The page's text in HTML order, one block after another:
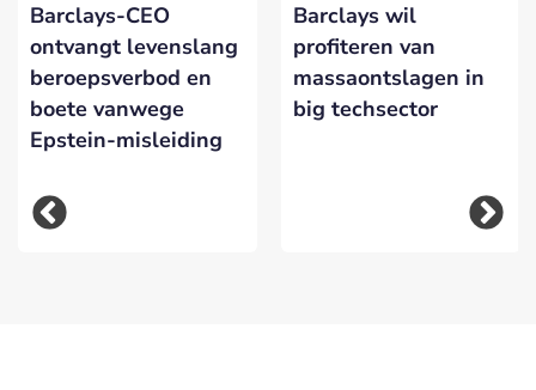
Barclays-CEO
ontvangt levenslang
beroepsverbod en
boete vanwege
Epstein-misleiding
Barclays wil
profiteren van
massaontslagen in
big techsector